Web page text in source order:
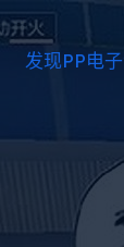
发现PP电